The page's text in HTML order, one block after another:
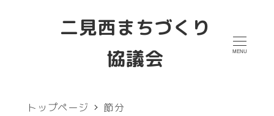
二見西まちづくり
協議会
MENU
トップページ 節分